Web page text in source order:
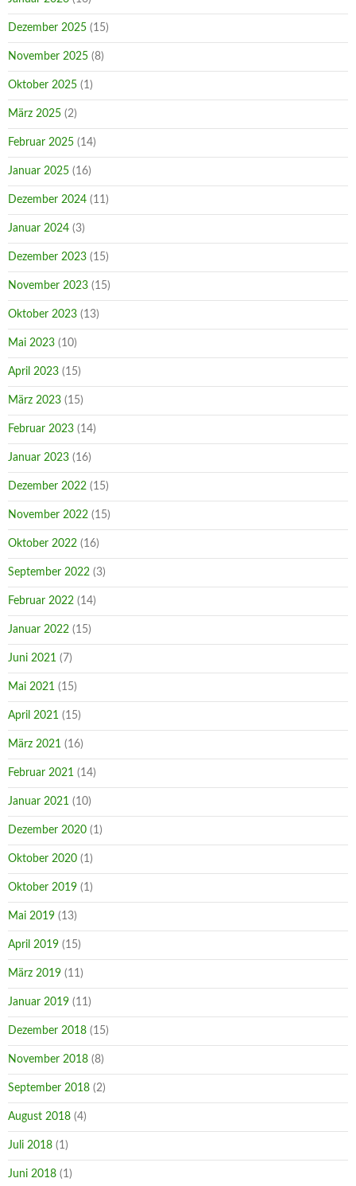
Dezember 2025 (15)
November 2025 (8)
Oktober 2025 (1)
März 2025 (2)
Februar 2025 (14)
Januar 2025 (16)
Dezember 2024 (11)
Januar 2024 (3)
Dezember 2023 (15)
November 2023 (15)
Oktober 2023 (13)
Mai 2023 (10)
April 2023 (15)
März 2023 (15)
Februar 2023 (14)
Januar 2023 (16)
Dezember 2022 (15)
November 2022 (15)
Oktober 2022 (16)
September 2022 (3)
Februar 2022 (14)
Januar 2022 (15)
Juni 2021 (7)
Mai 2021 (15)
April 2021 (15)
März 2021 (16)
Februar 2021 (14)
Januar 2021 (10)
Dezember 2020 (1)
Oktober 2020 (1)
Oktober 2019 (1)
Mai 2019 (13)
April 2019 (15)
März 2019 (11)
Januar 2019 (11)
Dezember 2018 (15)
November 2018 (8)
September 2018 (2)
August 2018 (4)
Juli 2018 (1)
Juni 2018 (1)